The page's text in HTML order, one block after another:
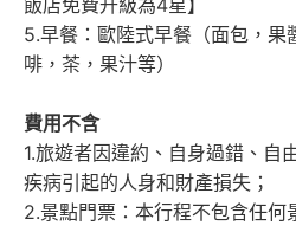
飯店免費升級為4星】
5.早餐：歐陸式早餐（面包，果
啡，茶，果汁等）
費用不含
1.旅遊者因違約、自身過錯、自
疾病引起的人身和財產損失；
2.景點門票：本行程不包含任何